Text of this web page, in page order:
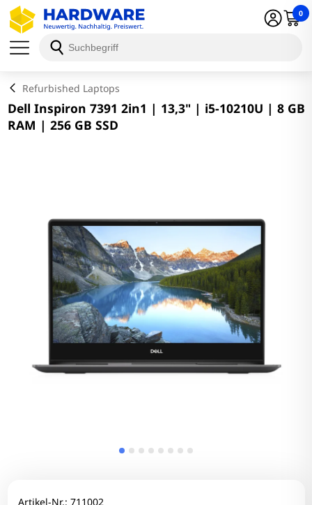
0
Refurbished Laptops
Dell Inspiron 7391 2in1 | 13,3" | i5-10210U | 8 GB
RAM | 256 GB SSD
Artikel-Nr.: 711002
Schließen